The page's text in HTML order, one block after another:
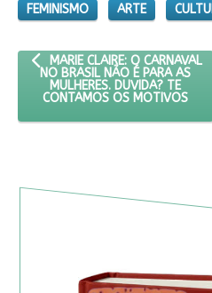
FEMINISMO ARTE
ARTIGO ANTERIOR: MARIE
MARIE CLAIRE: O CARNAVAL
NO BRASIL NÃO É PARA AS
MULHERES. DUVIDA? TE
CONTAMOS OS MOTIVOS